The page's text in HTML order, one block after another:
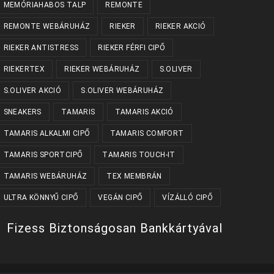
MEMÓRIAHABOS TALP REMONTE
REMONTE WEBÁRUHÁZ RIEKER RIEKER AKCIÓ
RIEKER ANTISTRESS RIEKER FÉRFI CIPŐ
RIEKERTEX RIEKER WEBÁRUHÁZ S.OLIVER
S.OLIVER AKCIÓ S.OLIVER WEBÁRUHÁZ
SNEAKERS TAMARIS TAMARIS AKCIÓ
TAMARIS ALKALMI CIPŐ TAMARIS COMFORT
TAMARIS SPORTCIPŐ TAMARIS TOUCH-IT
TAMARIS WEBÁRUHÁZ TEX MEMBRÁN
ULTRA KÖNNYŰ CIPŐ VEGÁN CIPŐ VÍZÁLLÓ CIPŐ
Fizess Biztonságosan Bankkártyával